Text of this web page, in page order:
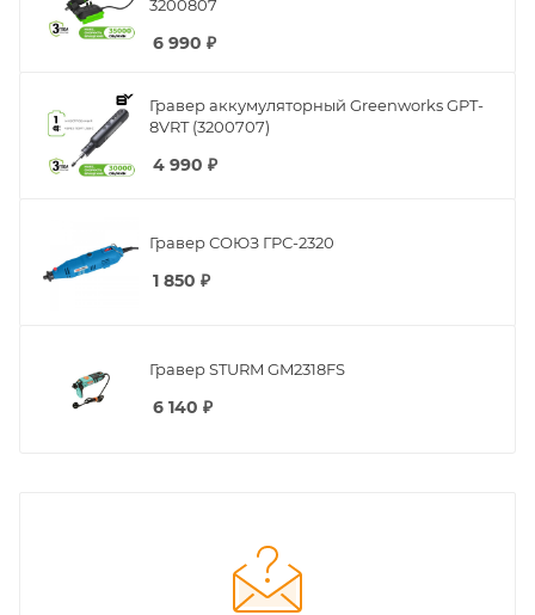
3200807
6 990 ₽
Гравер аккумуляторный Greenworks GPT-
8VRT (3200707)
4 990 ₽
Гравер СОЮЗ ГРС-2320
1 850 ₽
Гравер STURM GM2318FS
6 140 ₽